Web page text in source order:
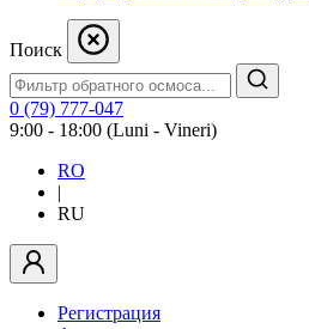
Поиск
0 (79) 777-047
9:00 - 18:00 (Luni - Vineri)
RO
|
RU
Регистрация